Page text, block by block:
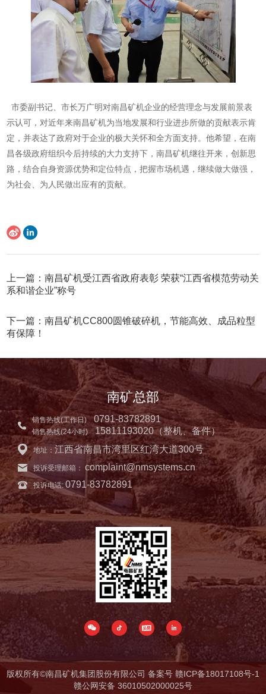
市委副书记、市长万广明对南昌矿机企业的经营理念与发展前景表
示认可，对近年来南昌矿机为当地发展和行业进步所做的贡献表示肯
定，并表达了政府对于企业的极大关怀和全方面支持。他希望，在南
昌各级政府组织今后持续的大力支持下，南昌矿机继往开来，创新思
路，结合自身资源优势和定位特点，把握市场机遇，继续做大做强，
为社会、为人民做出应有的贡献。
上一篇：南昌矿机受江西省政府表彰 荣获“江西省模范劳动关
系和谐企业”称号
下一篇：南昌矿机CC800圆锥破碎机，节能高效、成品粒型
有保障！
南矿总部
销售热线(工作日) 0791-83782891
销售热线(24小时) 15811193020（整机、备件）
地址： 江西省南昌市湾里区红湾大道300号
投诉受理邮箱： complaint@nmsystems.cn
投诉电话: 0791-83782891
版权所有©南昌矿机集团股份有限公司 备案号 赣ICP备18017108号-1
赣公网安备 36010502000025号